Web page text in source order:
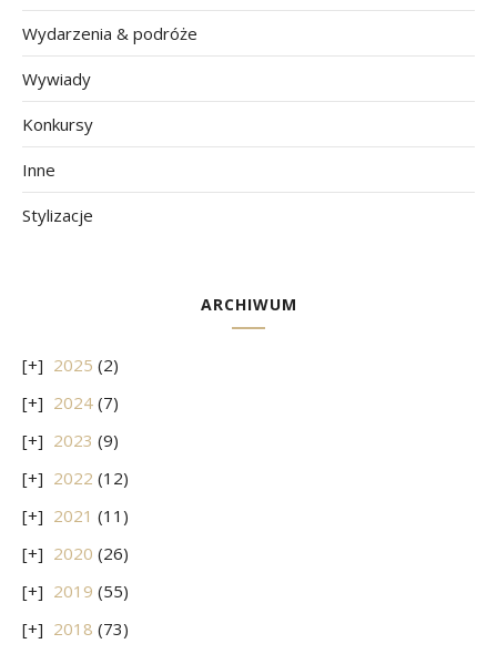
Wydarzenia & podróże
Wywiady
Konkursy
Inne
Stylizacje
ARCHIWUM
2025 (2)
2024 (7)
2023 (9)
2022 (12)
2021 (11)
2020 (26)
2019 (55)
2018 (73)